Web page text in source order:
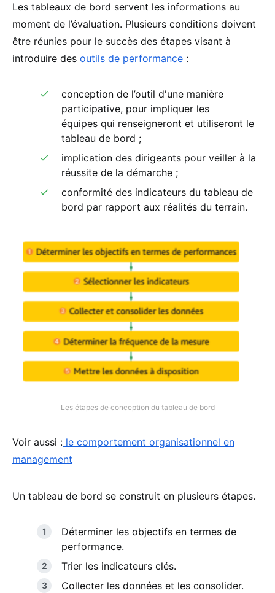
Les tableaux de bord servent les informations au
moment de l’évaluation. Plusieurs conditions doivent
être réunies pour le succès des étapes visant à
introduire des outils de performance :
conception de l’outil d'une manière
participative, pour impliquer les
équipes qui renseigneront et utiliseront le
tableau de bord ;
implication des dirigeants pour veiller à la
réussite de la démarche ;
conformité des indicateurs du tableau de
bord par rapport aux réalités du terrain.
Les étapes de conception du tableau de bord
Voir aussi : le comportement organisationnel en
management
Un tableau de bord se construit en plusieurs étapes.
Déterminer les objectifs en termes de
performance.
Trier les indicateurs clés.
Collecter les données et les consolider.